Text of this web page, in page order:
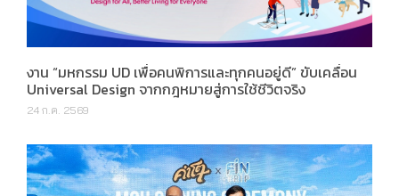
งาน “มหกรรม UD เพื่อคนพิการและทุกคนอยู่ดี” ขับเคลื่อน
Universal Design จากกฎหมายสู่การใช้ชีวิตจริง
24 ก.ค. 2569